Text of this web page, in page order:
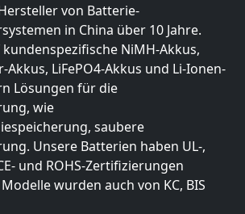
Hersteller von Batterie-
in China über 10 Jahre.
NiMH-Akkus,
Akkus, LiFePO4-Akkus und Li-Ionen-
Lösungen für die
wie
saubere
Unsere Batterien haben UL-,
und ROHS-Zertifizierungen
wurden auch von KC, BIS